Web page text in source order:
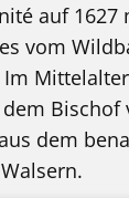
auf 1627
vom
Bischof
dem